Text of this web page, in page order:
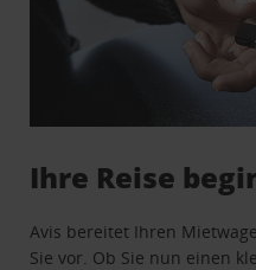
Ihre Reise
Avis bereitet Ihren
Sie vor. Ob Sie nun einen